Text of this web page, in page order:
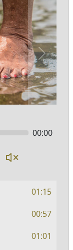
Next
00:00
01:15
00:57
01:01